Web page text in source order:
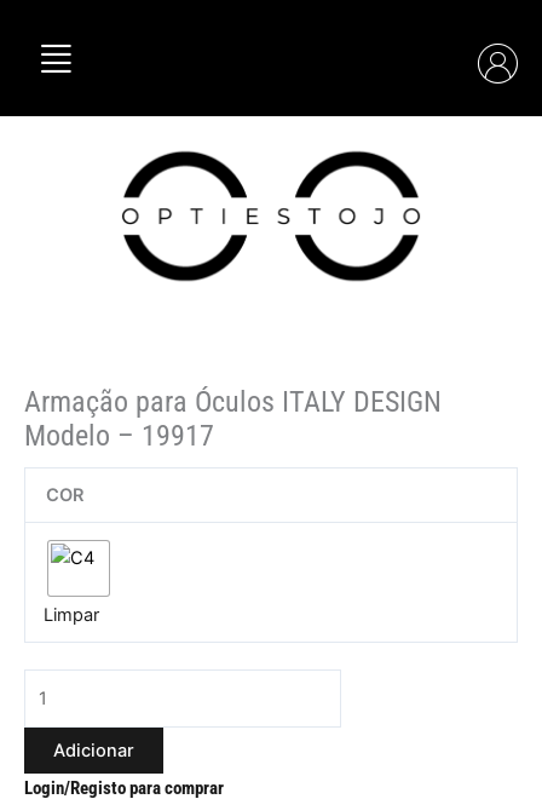
content
Armação para Óculos ITALY DESIGN
Modelo – 19917
COR
Limpar
de
Armação
Adicionar
Login/Registo para comprar